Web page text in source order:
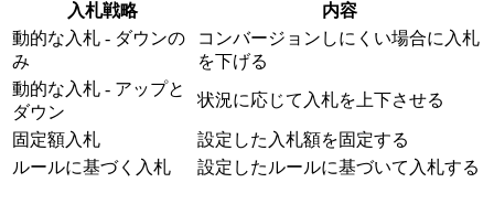
入札戦略
内容
動的な入札 - ダウンの
み
コンバージョンしにくい場合に入札
を下げる
動的な入札 - アップと
ダウン
状況に応じて入札を上下させる
固定額入札
設定した入札額を固定する
ルールに基づく入札
設定したルールに基づいて入札する